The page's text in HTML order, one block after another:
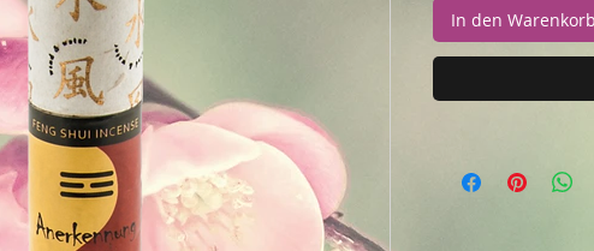
In den Warenkorb